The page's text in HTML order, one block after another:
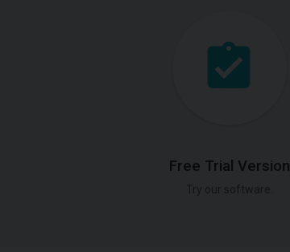
Free Trial Version